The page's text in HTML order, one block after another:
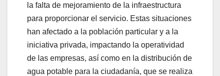
la falta de mejoramiento de la infraestructura
para proporcionar el servicio. Estas situaciones
han afectado a la población particular y a la
iniciativa privada, impactando la operatividad
de las empresas, así como en la distribución de
agua potable para la ciudadanía, que se realiza